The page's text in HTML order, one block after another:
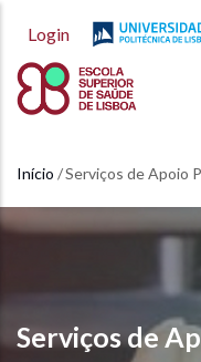
para
conteúdo
Login
Navegação
estrutural
Início Serviços de Apoio
Serviços de